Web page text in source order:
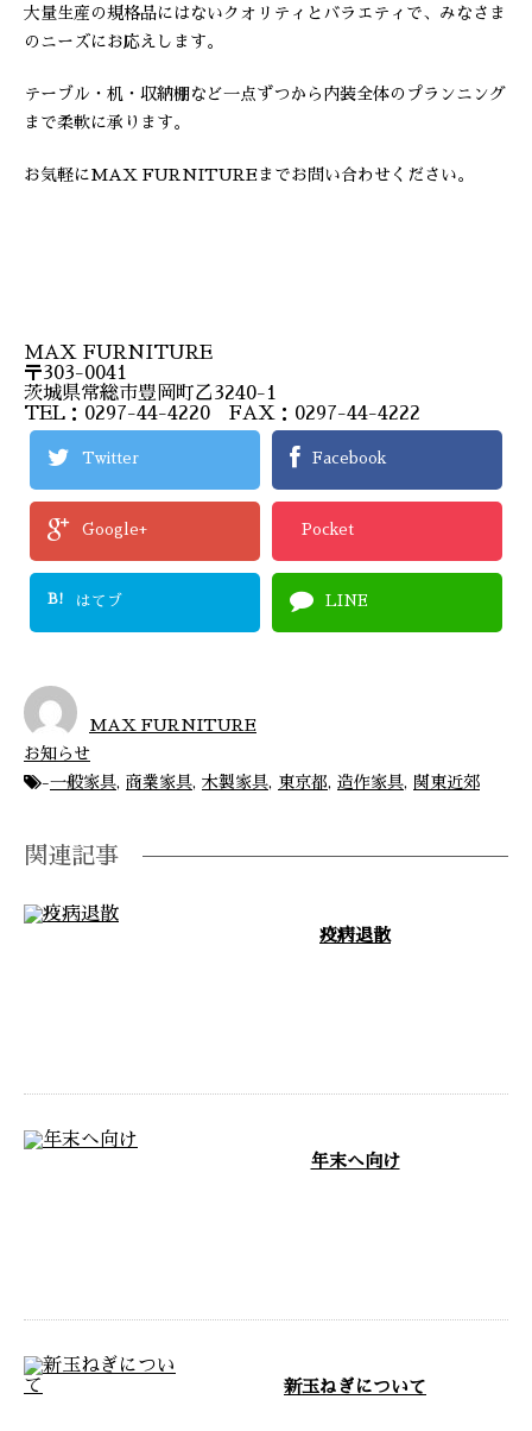
大量生産の規格品にはないクオリティとバラエティで、みなさま
のニーズにお応えします。
テーブル・机・収納棚など一点ずつから内装全体のプランニング
まで柔軟に承ります。
お気軽にMAX FURNITUREまでお問い合わせください。
MAX FURNITURE
〒303-0041
茨城県常総市豊岡町乙3240-1
TEL：0297-44-4220 FAX：0297-44-4222
Twitter Facebook
Google+ Pocket
B! はてブ LINE
MAX FURNITURE
お知らせ
-一般家具, 商業家具, 木製家具, 東京都, 造作家具, 関東近郊
関連記事
疫病退散
年末へ向け
新玉ねぎについて